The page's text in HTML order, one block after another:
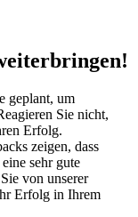
geplant, um
Sie nicht,
Erfolg.
zeigen, dass
sehr gute
von unserer
Erfolg in Ihrem